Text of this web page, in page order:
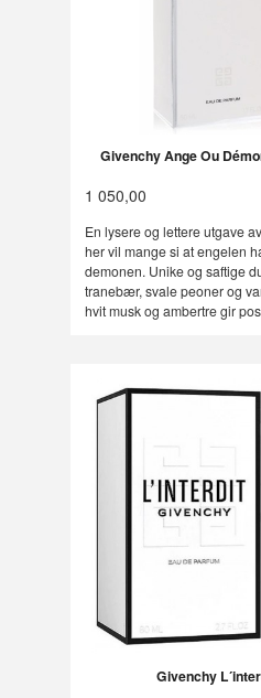
Givenchy Ange Ou
1 050,00
En lysere og lettere utgave
her vil mange si at engelen
demonen. Unike og saftige
tranebær, svale peoner og
hvit musk og ambertre gir
Givenchy